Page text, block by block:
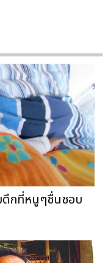
กที่หนูๆชื่นชอบ